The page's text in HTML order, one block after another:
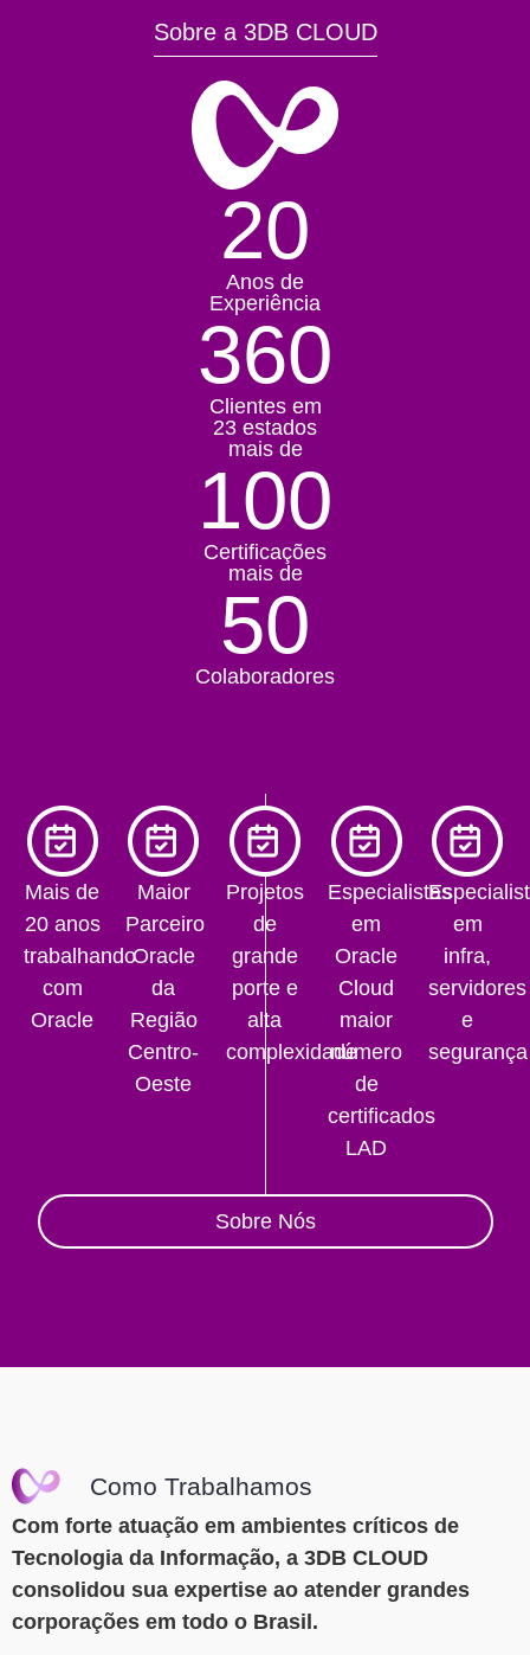
Sobre a 3DB CLOUD
20
Anos de
Experiência
360
Clientes em
23 estados
mais de
100
Certificações
mais de
50
Colaboradores
Mais de
20 anos
trabalhando
com
Oracle
Maior
Parceiro
Oracle
da
Região
Centro-
Oeste
Projetos
de
grande
porte e
alta
complexidade
Especialistas
em
Oracle
Cloud
maior
número
de
certificados
LAD
em
infra,
servidores
e
segurança
Sobre Nós
Como Trabalhamos
Com forte atuação em ambientes críticos de
Tecnologia da Informação, a 3DB CLOUD
consolidou sua expertise ao atender grandes
corporações em todo o Brasil.